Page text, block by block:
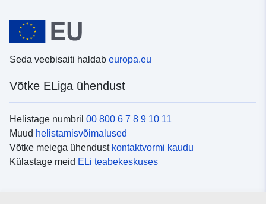
Seda veebisaiti haldab europa.eu
Võtke ELiga ühendust
Helistage numbril 00 800 6 7 8 9 10 11
Muud helistamisvõimalused
Võtke meiega ühendust kontaktvormi kaudu
Külastage meid ELi teabekeskuses